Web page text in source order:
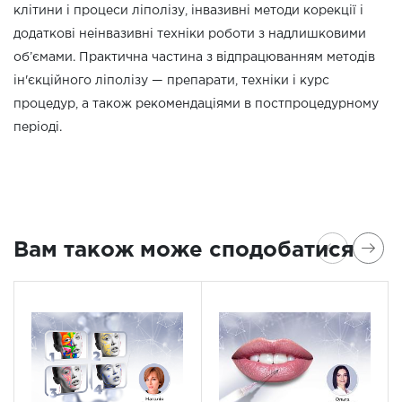
клітини і процеси ліполізу, інвазивні методи корекції і
додаткові неінвазивні техніки роботи з надлишковими
об’ємами. Практична частина з відпрацюванням методів
ін'єкційного ліполізу — препарати, техніки і курс
процедур, а також рекомендаціями в постпроцедурному
періоді.
Вам також може сподобатися